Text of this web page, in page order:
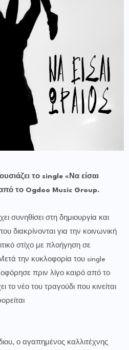
το single «Να είσαι
το Ogdoo Music Group.
συνηθίσει στη δημιουργία και
διακρίνονται για την κοινωνική
στίχο με πλοήγηση σε
την κυκλοφορία του single
πριν λίγο καιρό από το
το νέο του τραγούδι που κινείται
ο αγαπημένος καλλιτέχνης